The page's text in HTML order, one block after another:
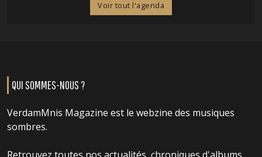
Voir tout l'agenda
QUI SOMMES-NOUS ?
VerdamMnis Magazine est le webzine des musiques
sombres.